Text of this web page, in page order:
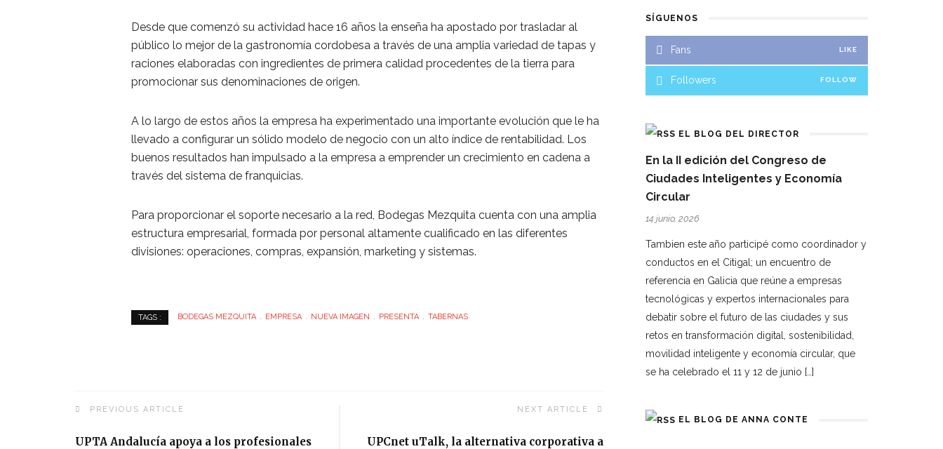
Desde que comenzó su actividad hace 16 años la enseña ha apostado por trasladar al
público lo mejor de la gastronomía cordobesa a través de una amplia variedad de tapas y
raciones elaboradas con ingredientes de primera calidad procedentes de la tierra para
promocionar sus denominaciones de origen.
A lo largo de estos años la empresa ha experimentado una importante evolución que le ha
llevado a configurar un sólido modelo de negocio con un alto índice de rentabilidad. Los
buenos resultados han impulsado a la empresa a emprender un crecimiento en cadena a
través del sistema de franquicias.
Para proporcionar el soporte necesario a la red, Bodegas Mezquita cuenta con una amplia
estructura empresarial, formada por personal altamente cualificado en las diferentes
divisiones: operaciones, compras, expansión, marketing y sistemas.
TAGS : BODEGAS MEZQUITA EMPRESA NUEVA IMAGEN PRESENTA TABERNAS
PREVIOUS ARTICLE
UPTA Andalucía apoya a los profesionales
NEXT ARTICLE
UPCnet uTalk, la alternativa corporativa a
SÍGUENOS
Fans LIKE
Followers FOLLOW
EL BLOG DEL DIRECTOR
En la II edición del Congreso de
Ciudades Inteligentes y Economía
Circular
14 junio, 2026
Tambien este año participé como coordinador y
conductos en el Citigal; un encuentro de
referencia en Galicia que reúne a empresas
tecnológicas y expertos internacionales para
debatir sobre el futuro de las ciudades y sus
retos en transformación digital, sostenibilidad,
movilidad inteligente y economía circular, que
se ha celebrado el 11 y 12 de junio […]
EL BLOG DE ANNA CONTE